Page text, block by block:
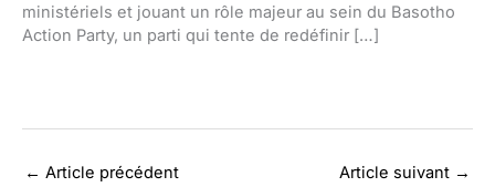
ministériels et jouant un rôle majeur au sein du Basotho
Action Party, un parti qui tente de redéfinir […]
← Article précédent Article suivant →